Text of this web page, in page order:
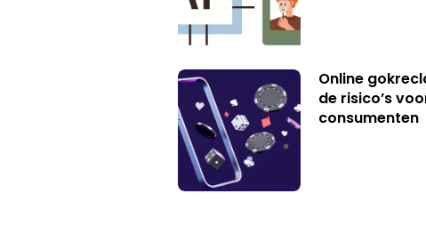
Online
de risico’s
consumenten